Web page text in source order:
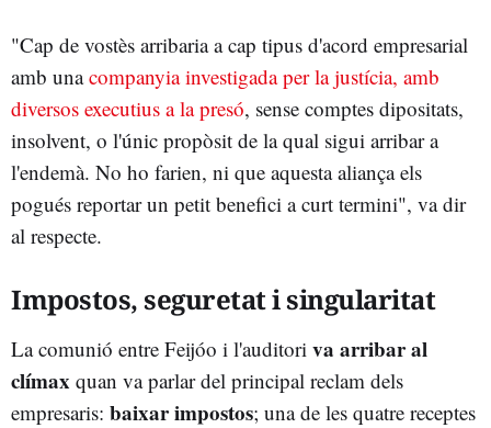
"Cap de vostès arribaria a cap tipus d'acord empresarial
amb unacompanyia investigada per la justícia, amb
diversos executius a la presó, sense comptes dipositats,
insolvent, o l'únic propòsit de la qual sigui arribar a
l'endemà. No ho farien, ni que aquesta aliança els
pogués reportar un petit benefici a curt termini", va dir
al respecte.
Impostos, seguretat i singularitat
La comunió entre Feijóo i l'auditori va arribar al
clímax quan va parlar del principal reclam dels
empresaris: baixar impostos; una de les quatre receptes